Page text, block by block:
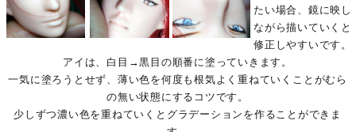
たい場合、鏡に映し
ながら描いていくと
修正しやすいです。
アイは、白目→黒目の順番に塗っていきます。
一気に塗ろうとせず、薄い色を何度も根気よく重ねていくことがむら
の無い状態にするコツです。
少しずつ濃い色を重ねていくとグラデーションを作ることができま